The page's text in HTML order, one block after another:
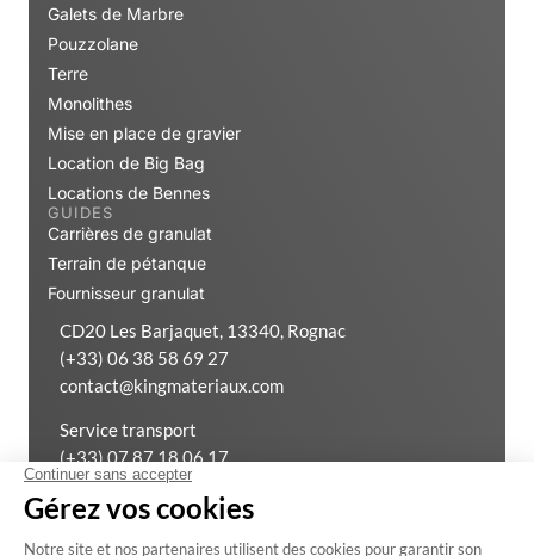
Terre
Monolithes
Mise en place de gravier
Location de Big Bag
Locations de Bennes
GUIDES
Carrières de granulat
Terrain de pétanque
Fournisseur granulat
CD20 Les Barjaquet, 13340, Rognac
(+33) 06 38 58 69 27
contact@kingmateriaux.com
Service transport
(+33) 07 87 18 06 17
(+33) 04 42 02 53 99
Exercer mon droit de rétractation